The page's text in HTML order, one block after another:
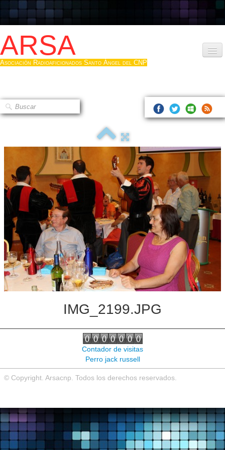
ARSA
Asociación Radioaficionados Santo Ángel del CNP
Que es la ARSA
Hacerse socio
Log diploma en Pdf
Fotos▼
Sistemas Digitales
Noticias de interés
Contacto
IMG_2199.JPG
Contador de visitas
Perro jack russell
© Copyright. Arsacnp. Todos los derechos reservados.